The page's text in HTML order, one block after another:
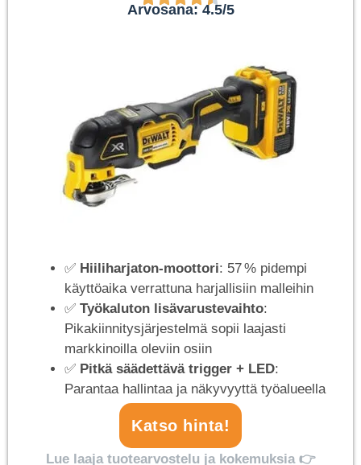
Arvosana: 4.5/5
✅ Hiiliharjaton-moottori: 57 % pidempi
käyttöaika verrattuna harjallisiin malleihin
✅ Työkaluton lisävarustevaihto:
Pikakiinnitysjärjestelmä sopii laajasti
markkinoilla oleviin osiin
✅ Pitkä säädettävä trigger + LED:
Parantaa hallintaa ja näkyvyyttä työalueella
Katso hinta!
Lue laaja tuotearvostelu ja kokemuksia 👉